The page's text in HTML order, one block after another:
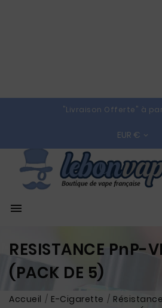
"Livraison Offerte" à
EUR € 

RESISTANCE PnP-
(PACK DE 5)
Accueil E-Cigarette